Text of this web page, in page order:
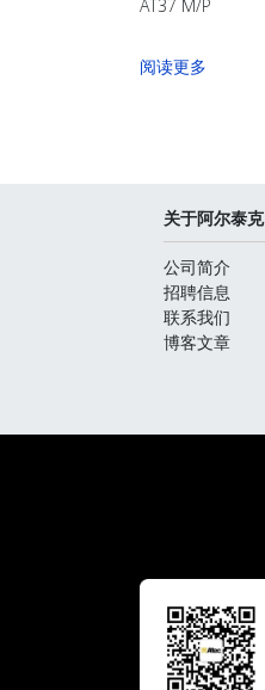
AT37 M/P
阅读更多
关于阿尔泰克
公司简介
招聘信息
联系我们
博客文章